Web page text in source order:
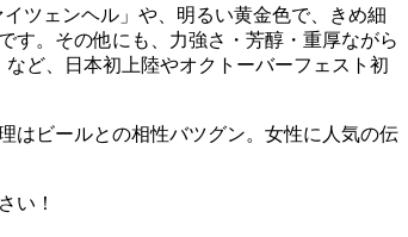
ツェンヘル」や、明るい黄金色で、きめ細
す。その他にも、力強さ・芳醇・重厚ながら
ど、日本初上陸やオクトーバーフェスト初
はビールとの相性バツグン。女性に人気の伝
い！